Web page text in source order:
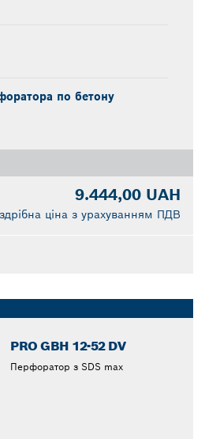
по бетону
9.444,00 UAH
ціна з урахуванням ПДВ
PRO GBH 12-52 DV
Перфоратор з SDS max